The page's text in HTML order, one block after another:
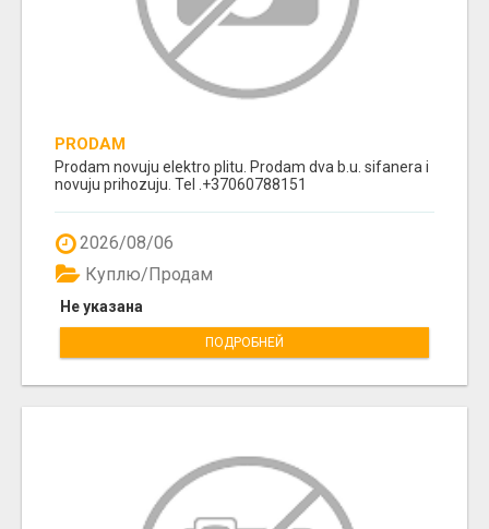
PRODAM
Prodam novuju elektro plitu. Prodam dva b.u. sifanera i
novuju prihozuju. Tel .+37060788151
2026/08/06
Не указана
Куплю/Продам
ПОДРОБНЕЙ